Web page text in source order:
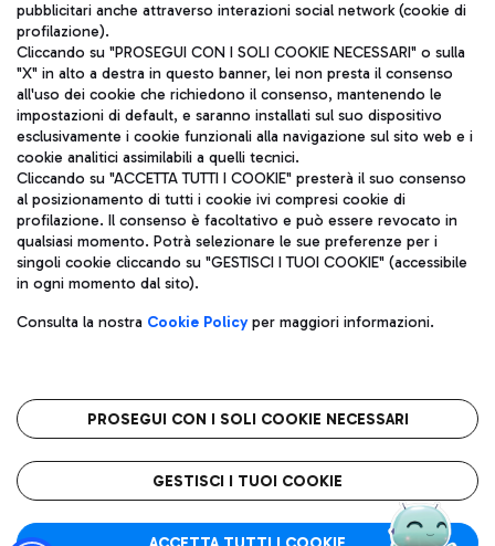
Pizza
Gelateria
Wine Bar & Sparkling
Autobus
Scopri le linee di autobus per raggiungere l'aeroporto
Leonardo Da Vinci.
Raggiungi l’aeroporto senza pensieri con il servizio di taxi a
Ristoranti
Scopri la nostra offerta per una pausa gustosa in aeroporto
Mappa Aeroporto Fiumicino
Aeroporti di Roma S.p.A. - Società soggetta a direzione e
coordinamento di Mundys S.p.A.
Codice fiscale e Registro delle Imprese di Roma 13032990155 P.
IVA 06572251004
Capitale sociale 62.224.743,00 int. vers.
Sede legale: Via Pier Paolo Racchetti 1 - 00054 Fiumicino (RM)
telefono +39 06 65951
Privacy policy
Note legali
Roma FCO
L'aeroporto stellato
pubblicitari anche attraverso interazioni social network (cookie di
profilazione).
Cliccando su "PROSEGUI CON I SOLI COOKIE NECESSARI" o sulla
"X" in alto a destra in questo banner, lei non presta il consenso
all'uso dei cookie che richiedono il consenso, mantenendo le
impostazioni di default, e saranno installati sul suo dispositivo
esclusivamente i cookie funzionali alla navigazione sul sito web e i
cookie analitici assimilabili a quelli tecnici.
Cliccando su "ACCETTA TUTTI I COOKIE" presterà il suo consenso
al posizionamento di tutti i cookie ivi compresi cookie di
profilazione. Il consenso è facoltativo e può essere revocato in
qualsiasi momento. Potrà selezionare le sue preferenze per i
singoli cookie cliccando su "GESTISCI I TUOI COOKIE" (accessibile
in ogni momento dal sito).
Consulta la nostra Cookie Policyper maggiori informazioni.
PROSEGUI CON I SOLI COOKIE NECESSARI
GESTISCI I TUOI COOKIE